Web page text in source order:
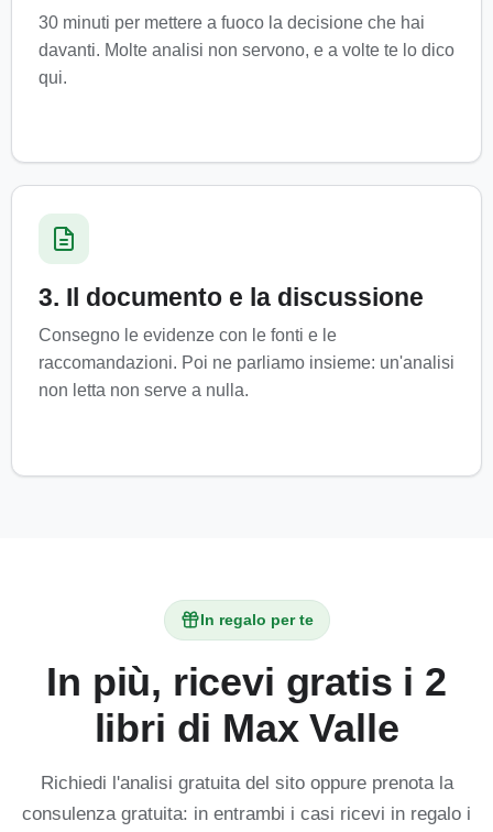
30 minuti per mettere a fuoco la decisione che hai
davanti. Molte analisi non servono, e a volte te lo dico
qui.
3. Il documento e la discussione
Consegno le evidenze con le fonti e le
raccomandazioni. Poi ne parliamo insieme: un'analisi
non letta non serve a nulla.
In regalo per te
In più, ricevi gratis i 2
libri di Max Valle
Richiedi l'analisi gratuita del sito oppure prenota la
consulenza gratuita: in entrambi i casi ricevi in regalo i